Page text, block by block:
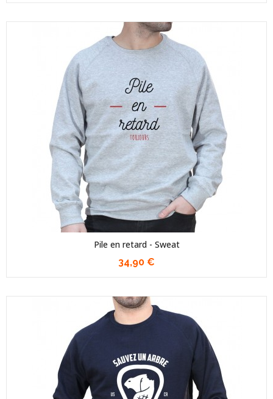
Pile en retard - Sweat
34,90 €